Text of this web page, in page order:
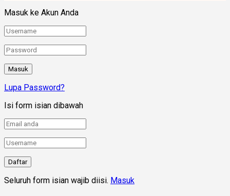
Masuk ke Akun Anda
Lupa Password?
Isi form isian dibawah
Seluruh form isian wajib diisi. Masuk